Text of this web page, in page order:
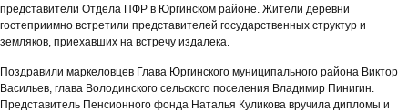
представители Отдела ПФР в Юргинском районе. Жители деревни
гостеприимно встретили представителей государственных структур и
земляков, приехавших на встречу издалека.
Поздравили маркеловцев Глава Юргинского муниципального района Виктор
Васильев, глава Володинского сельского поселения Владимир Пинигин.
Представитель Пенсионного фонда Наталья Куликова вручила дипломы и